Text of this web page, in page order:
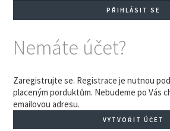
Nemáte účet?
Zaregistrujte se. Registrace je nutnou
placeným porduktům. Nebudeme po Vás
emailovou adresu.
VYTVOŘIT ÚČET